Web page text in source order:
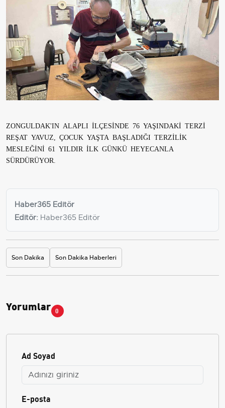
ZONGULDAK'IN ALAPLI İLÇESİNDE 76 YAŞINDAKİ TERZİ
REŞAT YAVUZ, ÇOCUK YAŞTA BAŞLADIĞI TERZİLİK
MESLEĞİNİ 61 YILDIR İLK GÜNKÜ HEYECANLA
SÜRDÜRÜYOR.
Haber365 Editör
Editör: Haber365 Editör
Son Dakika Son Dakika Haberleri
Yorumlar 0
Ad Soyad
E-posta